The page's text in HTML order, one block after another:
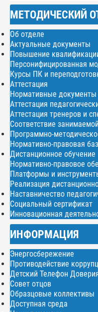
МЕТОДИЧЕСКИЙ
Об отделе
Актуальные документы
Повышение
Персонифицированная
Курсы ПК и
Аттестация
Нормативные документы
Аттестация
Аттестация тренеров и
Соответствие
Программно-
Нормативно-правовая
Дистанционное обучение
Нормативно-правовое
Платформы и
Реализация
Наставничество
Социальный сертификат
Инновационная
ИНФОРМАЦИЯ
Энергосбережение
Противодействие
Детский Телефон
Совет отцов
Образцовые коллективы
Доступная среда